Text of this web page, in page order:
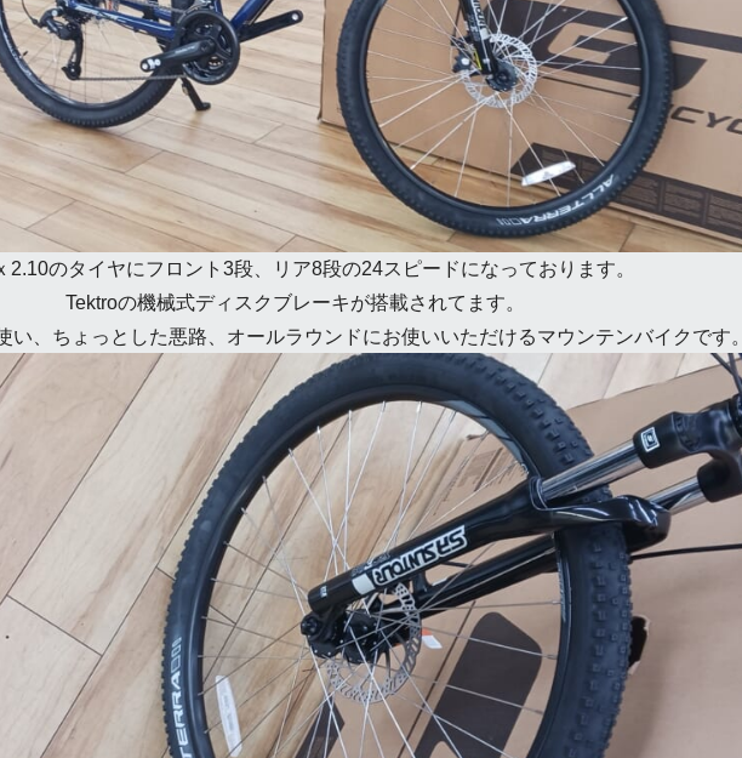
2.10のタイヤにフロント3段、リア8段の24スピードになっております。
Tektroの機械式ディスクブレーキが搭載されてます。
い、ちょっとした悪路、オールラウンドにお使いいただけるマウンテンバイクです。